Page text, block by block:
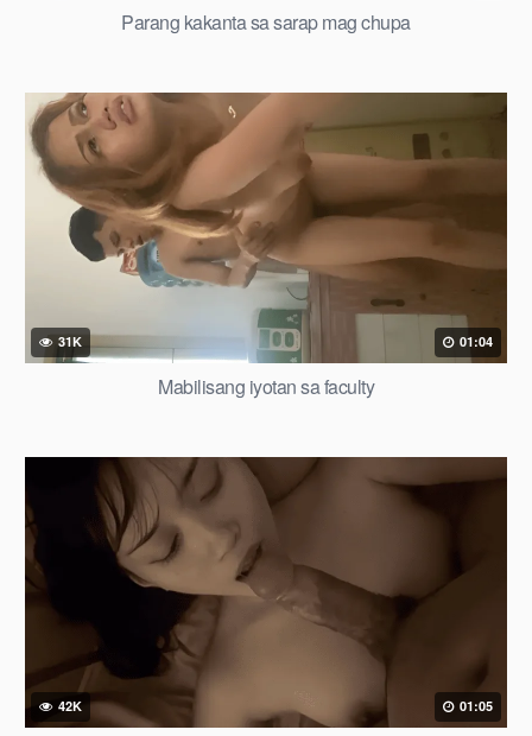
Parang kakanta sa sarap mag chupa
31K 01:04
Mabilisang iyotan sa faculty
42K 01:05